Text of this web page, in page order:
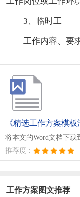
3、临时工
工作内容、要
《精选工作方案模板
将本文的Word文档下
推荐度：
工作方案图文推荐